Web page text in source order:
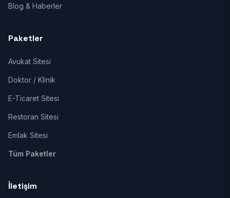
Blog & Haberler
Paketler
Avukat Sitesi
Doktor / Klinik
E-Ticaret Sitesi
Restoran Sitesi
Emlak Sitesi
Tüm Paketler
İletişim